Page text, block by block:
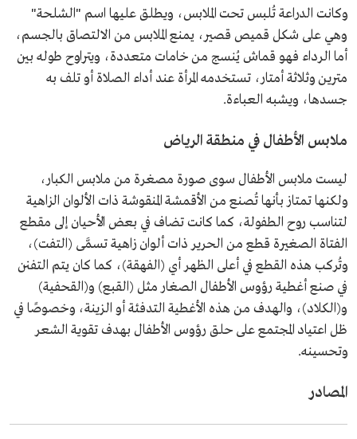
وكانت الدراعة تُلبس تحت الملابس، ويطلق عليها اسم "الشلحة"
وهي على شكل قميص قصير، يمنع الملابس من الالتصاق بالجسم،
أما الرداء فهو قماش يُنسج من خامات متعددة، ويتراوح طوله بين
مترين وثلاثة أمتار، تستخدمه المرأة عند أداء الصلاة أو تلف به
جسدها، ويشبه العباءة.
ملابس الأطفال في منطقة الرياض
ليست ملابس الأطفال سوى صورة مصغرة من ملابس الكبار،
ولكنها تمتاز بأنها تُصنع من الأقمشة المنقوشة ذات الألوان الزاهية
لتناسب روح الطفولة، كما كانت تضاف في بعض الأحيان إلى مقطع
الفتاة الصغيرة قطع من الحرير ذات ألوان زاهية تسمَّى (التفت)،
وتُركب هذه القطع في أعلى الظهر أي (الفهقة)، كما كان يتم التفنن
في صنع أغطية رؤوس الأطفال الصغار مثل (القبع) و(القحفية)
و(الكلاد)، والهدف من هذه الأغطية التدفئة أو الزينة، وخصوصًا في
ظل اعتياد المجتمع على حلق رؤوس الأطفال بهدف تقوية الشعر
وتحسينه.
المصادر